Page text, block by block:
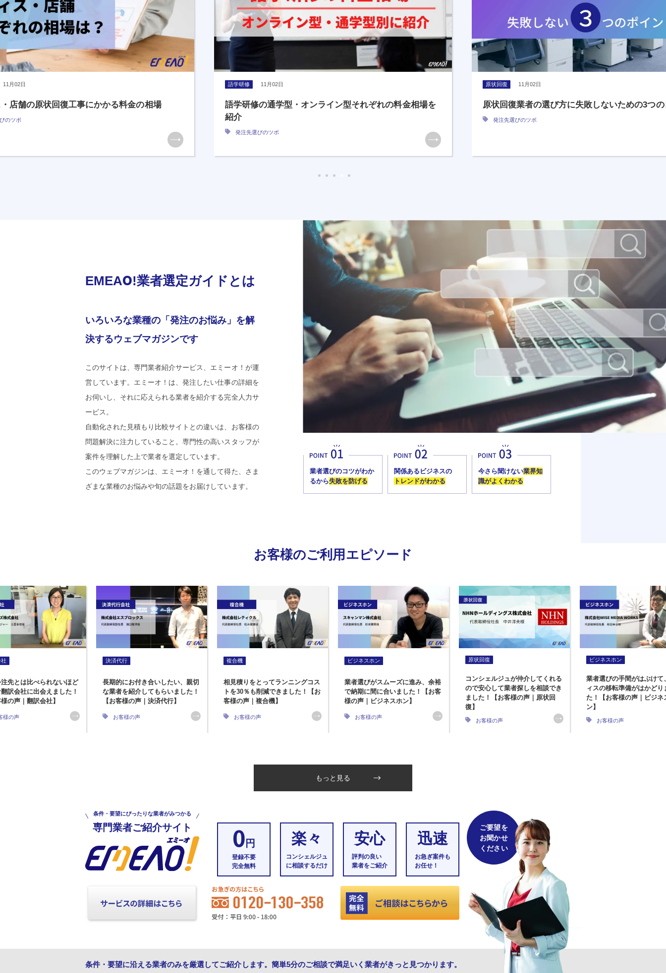
11月02日
店舗の原状回復工事にかかる料金の相場
のツボ
語学研修 11月02日
語学研修の通学型・オンライン型それぞれの料金相場を
紹介
発注先選びのツボ
原状回復 11月02日
原状回復業者の選び方に失敗しないための3つ
発注先選びのツボ
EMEAO!業者選定ガイドとは
いろいろな業種の「発注のお悩み」を解
決するウェブマガジンです
このサイトは、専門業者紹介サービス、エミーオ！が運
営しています。エミーオ！は、発注したい仕事の詳細を
お伺いし、それに応えられる業者を紹介する完全人力サ
ービス。
自動化された見積もり比較サイトとの違いは、お客様の
問題解決に注力していること。専門性の高いスタッフが
案件を理解した上で業者を選定しています。
このウェブマガジンは、エミーオ！を通して得た、さま
ざまな業種のお悩みや旬の話題をお届けしています。
業者選びのコツがわか
るから失敗を防げる
関係あるビジネスの
トレンドがわかる
今さら聞けない業界知
識がよくわかる
お客様のご利用エピソード
先とは比べられないほど
訳会社に出会えました！
の声｜翻訳会社】
様の声
決済代行
長期的にお付き合いしたい、親切
な業者を紹介してもらいました！
【お客様の声｜決済代行】
お客様の声
複合機
相見積りをとってランニングコス
トを30％も削減できました！【お
客様の声｜複合機】
お客様の声
ビジネスホン
業者選びがスムーズに進み、余裕
で納期に間に合いました！【お客
様の声｜ビジネスホン】
お客様の声
原状回復
コンシェルジュが仲介してくれる
ので安心して業者探しを相談でき
ました！【お客様の声｜原状回
復】
お客様の声
ビジネスホン
業者選びの手間がはぶけて
ィスの移転準備がはかどり
た！【お客様の声｜ビジネ
ン】
お客様の声
もっと見る
条件・要望にぴったりな業者がみつかる
専門業者ご紹介サイト 0 円
登録不要
完全無料
楽々
コンシェルジュ
に相談するだけ
安心
評判の良い
業者をご紹介
迅速
お急ぎ案件も
お任せ！
ご要望を
お聞かせ
ください
条件・要望に沿える業者のみを厳選してご紹介します。簡単5分のご相談で満足いく業者がきっと見つかります。